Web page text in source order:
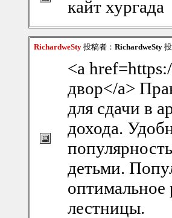
кайт хургада
RichardweSty 投稿者： RichardweSty
<a
двор</a>
для сдачи в
дохода.
детьми.
оптимальное
лестницы.